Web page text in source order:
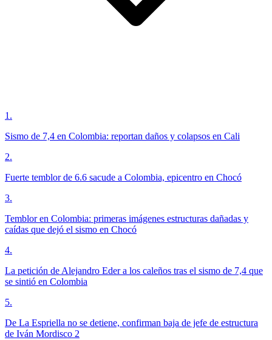
1 .
Sismo de 7,4 en Colombia: reportan daños y colapsos en Cali
2.
Fuerte temblor de 6.6 sacude a Colombia, epicentro en Chocó
3.
Temblor en Colombia: primeras imágenes estructuras dañadas y
caídas que dejó el sismo en Chocó
4.
La petición de Alejandro Eder a los caleños tras el sismo de 7,4 que
se sintió en Colombia
5.
De La Espriella no se detiene, confirman baja de jefe de estructura
de Iván Mordisco 2